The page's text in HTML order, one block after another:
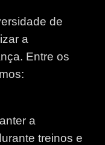
de
a
Entre os
a
treinos e